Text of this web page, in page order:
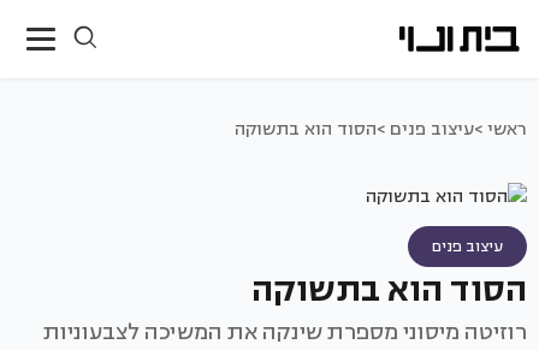
ראשי >עיצוב פנים >הסוד הוא בתשוקה
עיצוב פנים
הסוד הוא בתשוקה
רוזיטה מיסוני מספרת שינקה את המשיכה לצבעוניות